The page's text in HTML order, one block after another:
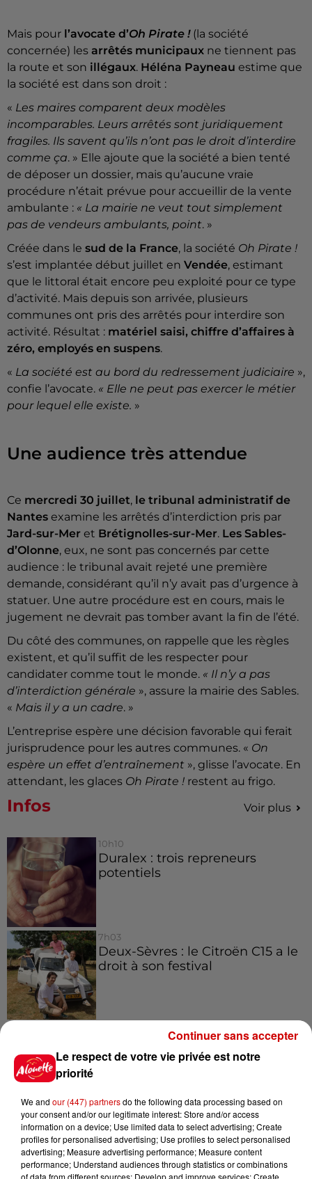
Mais pour l’avocate d’Oh Pirate !(la société
concernée) les arrêtés municipaux ne tiennent pas
la route et son illégaux. Héléna Payneau estime que
la société est dans son droit :
« Les maires comparent deux modèles
incomparables. Leurs arrêtés sont juridiquement
fragiles. Ils savent qu’ils n’ont pas le droit d’interdire
comme ça. » Elle ajoute que la société a bien tenté
de déposer un dossier, mais qu’aucune vraie
procédure n’était prévue pour accueillir de la vente
ambulante : « La mairie ne veut tout simplement
pas de vendeurs ambulants, point. »
Créée dans le sud de la France, la société Oh Pirate !
s’est implantée début juillet en Vendée, estimant
que le littoral était encore peu exploité pour ce type
d’activité. Mais depuis son arrivée, plusieurs
communes ont pris des arrêtés pour interdire son
activité. Résultat : matériel saisi, chiffre d’affaires à
zéro, employés en suspens.
« La société est au bord du redressement judiciaire »,
confie l’avocate. « Elle ne peut pas exercer le métier
pour lequel elle existe. »
Une audience très attendue
Ce mercredi 30 juillet, le tribunal administratif de
Nantes examine les arrêtés d’interdiction pris par
Jard-sur-Mer et Brétignolles-sur-Mer. Les Sables-
d’Olonne, eux, ne sont pas concernés par cette
audience : le tribunal avait rejeté une première
demande, considérant qu’il n’y avait pas d’urgence à
statuer. Une autre procédure est en cours, mais le
jugement ne devrait pas tomber avant la fin de l’été.
Du côté des communes, on rappelle que les règles
existent, et qu’il suffit de les respecter pour
candidater comme tout le monde. « Il n’y a pas
d’interdiction générale », assure la mairie des Sables.
« Mais il y a un cadre. »
L’entreprise espère une décision favorable qui ferait
jurisprudence pour les autres communes. « On
espère un effet d’entraînement », glisse l’avocate. En
attendant, les glaces Oh Pirate ! restent au frigo.
Infos Voir plus
10h10
Duralex : trois repreneurs
potentiels
7h03
Deux-Sèvres : le Citroën C15 a le
droit à son festival
Un homme décède après une
noyade dans le Finistère
6 août 2026
Vendre un chiot en animalerie
peut coûter très cher
Le respect de votre vie privée est notre
priorité
We and our (447) partnersdo the following data processing based on
your consent and/or our legitimate interest: Store and/or access
information on a device; Use limited data to select advertising; Create
profiles for personalised advertising; Use profiles to select personalised
advertising; Measure advertising performance; Measure content
performance; Understand audiences through statistics or combinations
of data from different sources; Develop and improve services; Create
Continuer sans accepter